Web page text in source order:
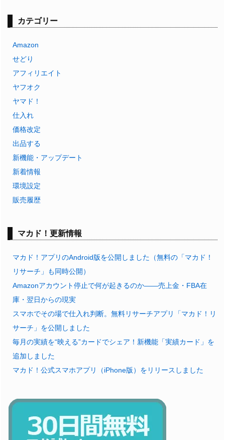
カテゴリー
Amazon
せどり
アフィリエイト
ヤフオク
ヤマド！
仕入れ
価格改定
出品する
新機能・アップデート
新着情報
環境設定
販売履歴
マカド！更新情報
マカド！アプリのAndroid版を公開しました（無料の「マカド！
リサーチ」も同時公開）
Amazonアカウント停止で何が起きるのか——売上金・FBA在
庫・翌日からの現実
スマホでその場で仕入れ判断。無料リサーチアプリ「マカド！リ
サーチ」を公開しました
毎月の実績を“映える”カードでシェア！新機能「実績カード」を
追加しました
マカド！公式スマホアプリ（iPhone版）をリリースしました